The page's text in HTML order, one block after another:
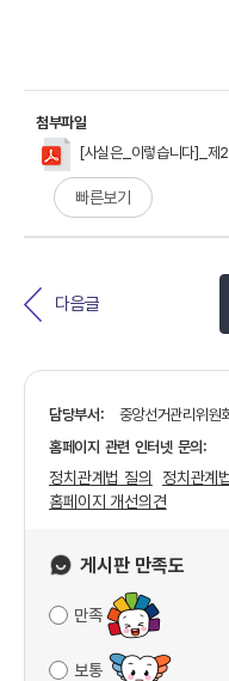
첨부파일
[사실은_이렇습니다]_
빠른보기
다음글
담당부서:
중앙선거관리위
홈페이지 관련 인터넷 문의:
정치관계법 질의 정치관계
홈페이지 개선의견
게시판 만족도
만족
보통